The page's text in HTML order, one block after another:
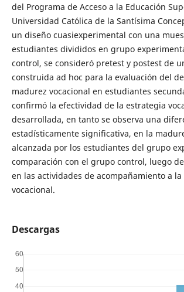
del Programa de Acceso a la Educación
Universidad Católica de la Santísima
un diseño cuasiexperimental con una
estudiantes divididos en grupo
control, se consideró pretest y postest de
construida ad hoc para la evaluación del
madurez vocacional en estudiantes
confirmó la efectividad de la estrategia
desarrollada, en tanto se observa una
estadísticamente significativa, en la
alcanzada por los estudiantes del grupo
comparación con el grupo control, luego
en las actividades de acompañamiento a
vocacional.
Descargas